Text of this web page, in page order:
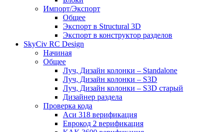
Импорт/Экспорт
Общее
Экспорт в Structural 3D
Экспорт в конструктор разделов
SkyCiv RC Design
Начиная
Общее
Луч, Дизайн колонки – Standalone
Луч, Дизайн колонки – S3D
Луч, Дизайн колонки – S3D старый
Дизайнер раздела
Проверка кода
Аси 318 верификация
Еврокод 2 верификация